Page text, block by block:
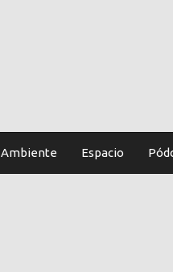
Ambiente Espacio